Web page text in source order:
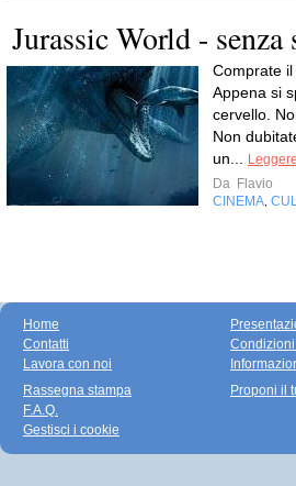
Jurassic World - senza
Comprate il
Appena si
cervello.
Non
un...
Da Flavio
CINEMA
Home
Contatti
Lavora con noi
Rassegna stampa
F.A.Q.
Gestisci i cookie
Proponi il